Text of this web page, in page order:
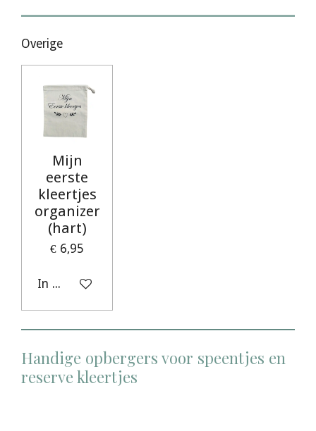
Overige
Mijn
eerste
kleertjes
organizer
(hart)
€ 6,95
In winkelwagen
Handige opbergers voor speentjes en
reserve kleertjes